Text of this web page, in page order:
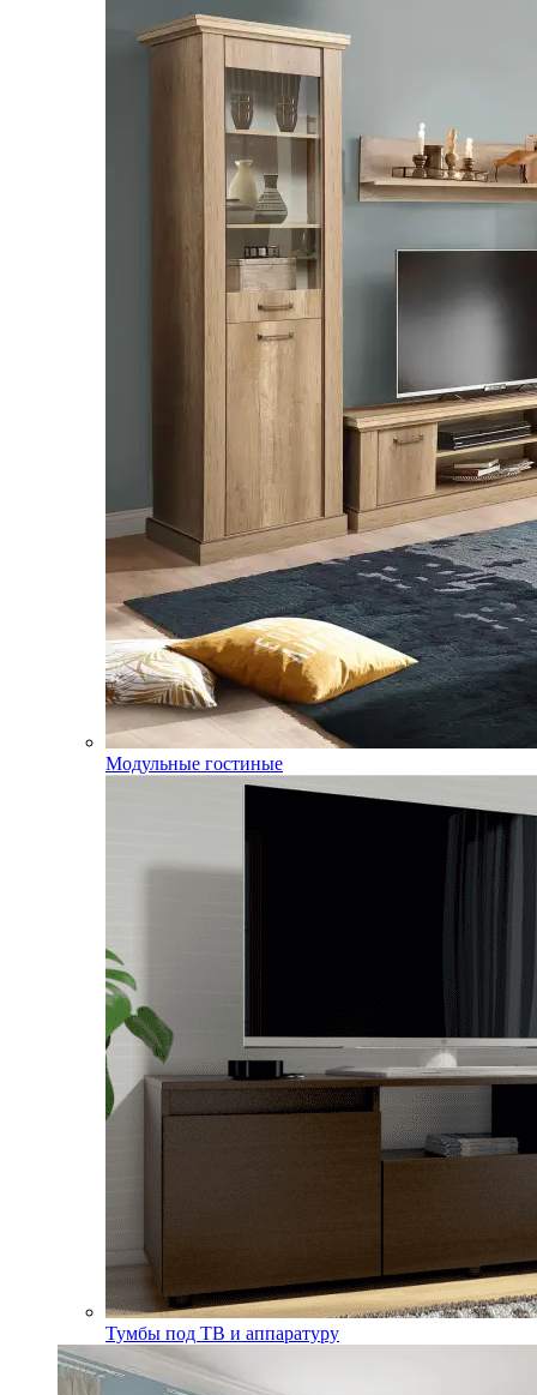
Модульные гостиные
Тумбы под ТВ и аппаратуру